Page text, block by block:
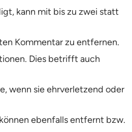
kann mit bis zu zwei statt
Kommentar zu entfernen.
Dies betrifft auch
wenn sie ehrverletzend oder
ebenfalls entfernt bzw.